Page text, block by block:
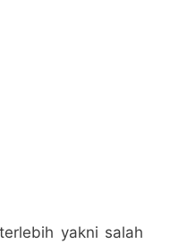
yakni salah